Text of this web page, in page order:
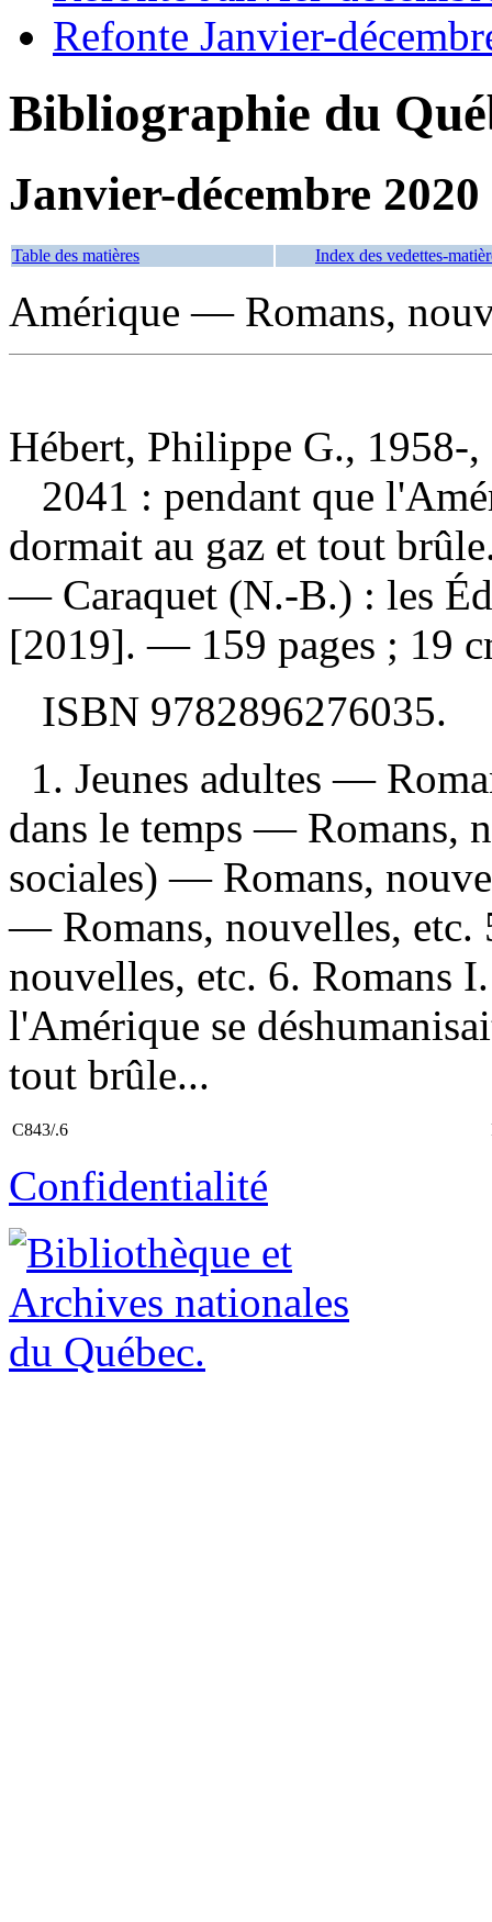
Refonte Janvier-
Bibliographie du
Janvier-décembre 2020
Table des matières Index des vedettes-
Amérique — Romans,
Hébert, Philippe G., 1958-,
2041 : pendant que
dormait au gaz et tout
— Caraquet (N.-B.) : les
[2019]. — 159 pages ; 19
ISBN 9782896276035.
1. Jeunes adultes —
dans le temps — Romans,
sociales) — Romans,
— Romans, nouvelles,
nouvelles, etc. 6. Romans
l'Amérique se
tout brûle...
C843/.6
Confidentialité